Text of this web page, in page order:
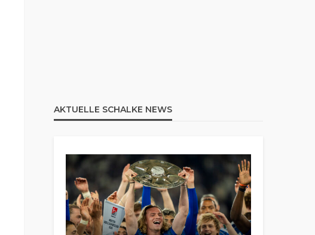
AKTUELLE SCHALKE NEWS